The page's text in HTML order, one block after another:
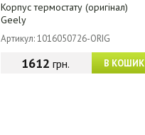
Корпус термостату (оригінал)
Geely
Артикул: 1016050726-ORIG
В КОШИК
1612 грн.